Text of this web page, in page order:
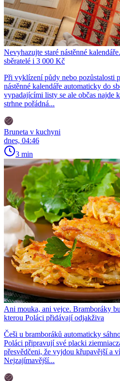
Nevyhazujte staré nástěnné
sběratelé i 3 000 Kč
Při vyklízení půdy nebo pozůstalosti
nástěnné kalendáře automaticky do
vypadajícími listy se ale občas najde
strhne pořádná...
Bruneta v kuchyni
dnes, 04:46
3 min
Ani mouka, ani vejce. Bramboráky
kterou Poláci přidávají odjakživa
Češi u bramboráků automaticky
Poláci připravují své placki
přesvědčeni, že vyjdou křupavější a
Nejzajímavější...